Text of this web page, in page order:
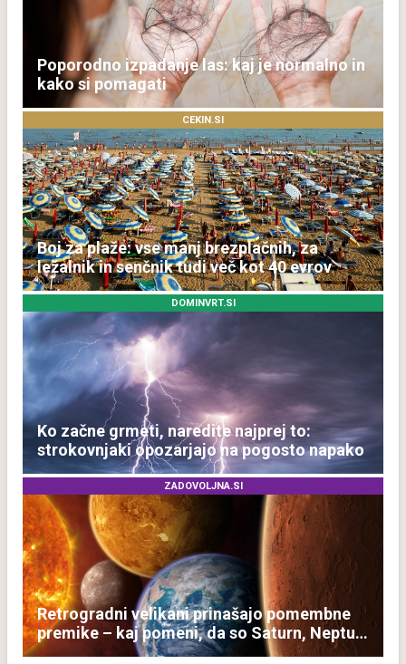
Poporodno izpadanje las: kaj je normalno in
kako si pomagati
CEKIN.SI
Boj za plaže: vse manj brezplačnih, za
ležalnik in senčnik tudi več kot 40 evrov
DOMINVRT.SI
Ko začne grmeti, naredite najprej to:
strokovnjaki opozarjajo na pogosto napako
ZADOVOLJNA.SI
Retrogradni velikani prinašajo pomembne
premike – kaj pomeni, da so Saturn, Neptun
in Pluton hkrati retrogradni?